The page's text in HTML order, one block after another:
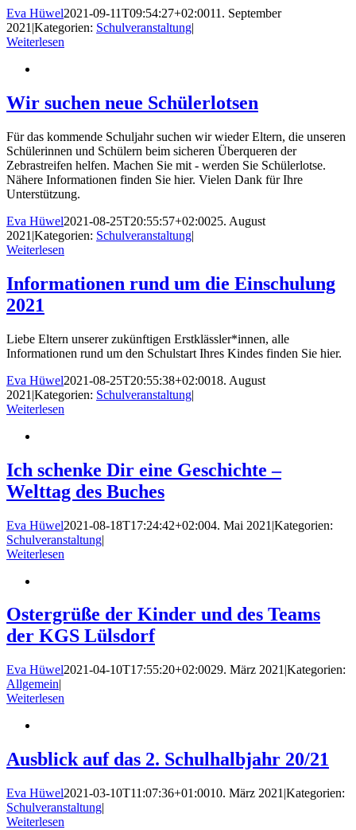
Eva Hüwel2021-09-11T09:54:27+02:0011. September
2021 |Kategorien: Schulveranstaltung|
Weiterlesen
Wir suchen neue Schülerlotsen
Für das kommende Schuljahr suchen wir wieder Eltern, die unseren
Schülerinnen und Schülern beim sicheren Überqueren der
Zebrastreifen helfen. Machen Sie mit - werden Sie Schülerlotse.
Nähere Informationen finden Sie hier. Vielen Dank für Ihre
Unterstützung.
Eva Hüwel2021-08-25T20:55:57+02:0025. August
2021 |Kategorien: Schulveranstaltung|
Weiterlesen
Informationen rund um die Einschulung
2021
Liebe Eltern unserer zukünftigen Erstklässler*innen, alle
Informationen rund um den Schulstart Ihres Kindes finden Sie hier.
Eva Hüwel2021-08-25T20:55:38+02:0018. August
2021 |Kategorien: Schulveranstaltung|
Weiterlesen
Ich schenke Dir eine Geschichte –
Welttag des Buches
Eva Hüwel2021-08-18T17:24:42+02:004. Mai 2021 |Kategorien:
Schulveranstaltung|
Weiterlesen
Ostergrüße der Kinder und des Teams
der KGS Lülsdorf
Eva Hüwel2021-04-10T17:55:20+02:0029. März 2021 |Kategorien:
Allgemein|
Weiterlesen
Ausblick auf das 2. Schulhalbjahr 20/21
Eva Hüwel2021-03-10T11:07:36+01:0010. März 2021 |Kategorien:
Schulveranstaltung|
Weiterlesen